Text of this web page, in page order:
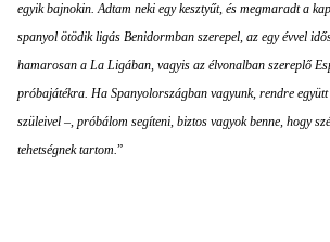
egyik bajnokin. Adtam neki egy kesztyűt, és megmaradt a
spanyol ötödik ligás Benidormban szerepel, az egy évvel
hamarosan a La Ligában, vagyis az élvonalban szereplő
próbajátékra. Ha Spanyolországban vagyunk, rendre
szüleivel –, próbálom segíteni, biztos vagyok benne, hogy
tehetségnek tartom.”